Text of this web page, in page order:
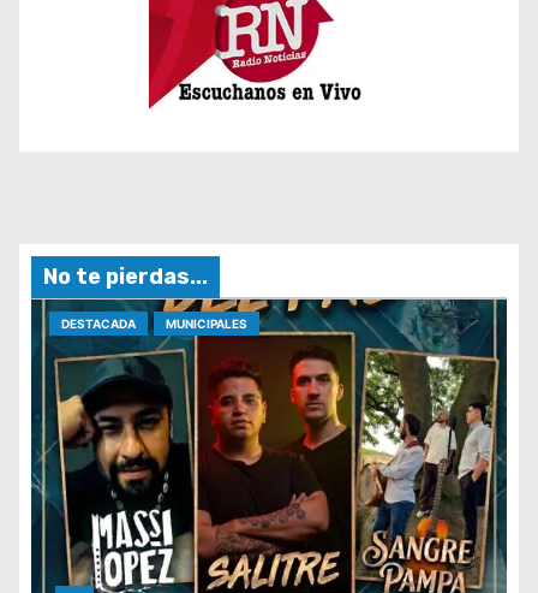
No te pierdas...
DESTACADA MUNICIPALES